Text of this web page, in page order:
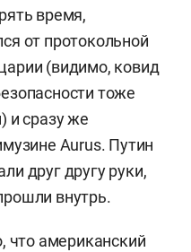
время,
от протокольной
(видимо, ковид
тоже
и сразу же
Aurus. Путин
друг другу руки,
внутрь.
что американский